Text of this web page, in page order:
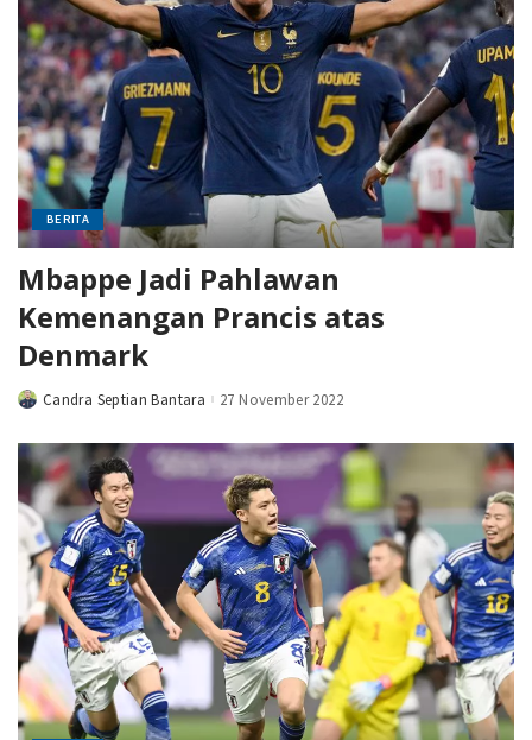
BERITA
Mbappe Jadi Pahlawan
Kemenangan Prancis atas
Denmark
PostedCandra Septian Bantara 27 November 2022